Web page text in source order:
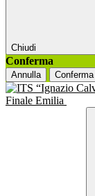
Chiudi
Conferma
Annulla Conferma
Finale Emilia